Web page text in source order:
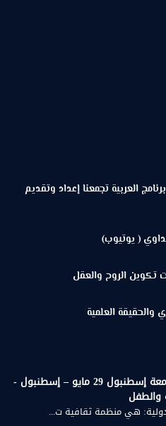
العربية تجمعنا إعداد وتقديم
( يوتيوب)
تكوين الروح والعقل
والحقيقة العلمية
زيارة علمية إلى جامعة مرمرة وجامعة إسطنبول 29 مايو – إسطنبول -
والطفل
هي منظمة ثقافية ت...